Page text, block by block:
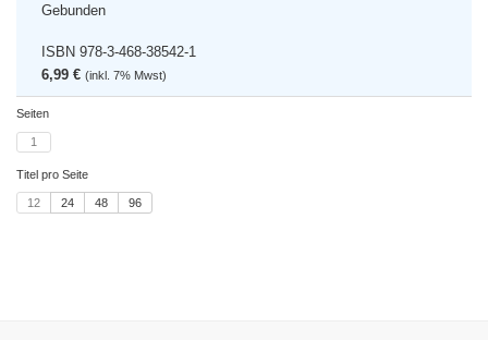
Gebunden
ISBN 978-3-468-38542-1
6,99 € (inkl. 7% Mwst)
Seiten
1
Titel pro Seite
12 24 48 96